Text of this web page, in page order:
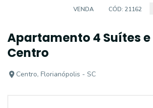
VENDA CÓD: 21162
Apartamento 4 Suítes
Centro
Centro, Florianópolis - SC